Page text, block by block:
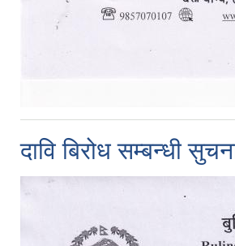
दावि बिरोध सम्बन्धी